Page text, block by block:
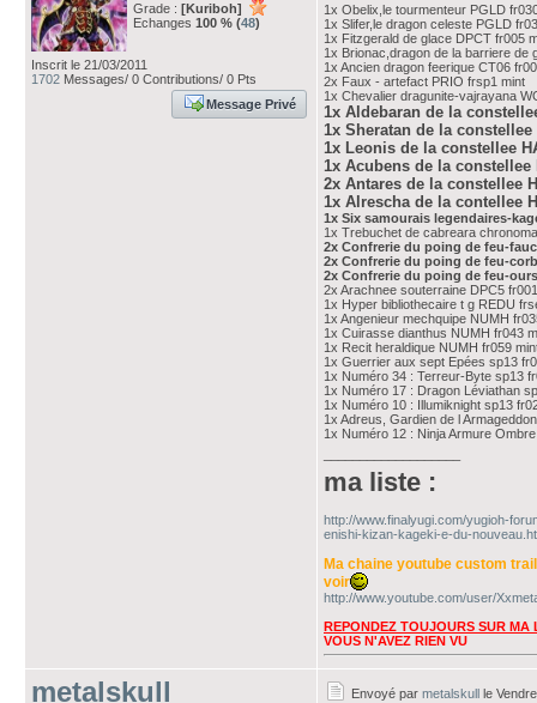
Grade : [Kuriboh]
Echanges 100 % (48)
Inscrit le 21/03/2011
1702 Messages/ 0 Contributions/ 0 Pts
Message Privé
1x Obelix,le tourmenteur PGLD
1x Slifer,le dragon celeste PGLD
1x Fitzgerald de glace DPCT fr005
1x Brionac,dragon de la barriere de
1x Ancien dragon feerique CT06
2x Faux - artefact PRIO frsp1 mint
1x Chevalier dragunite-vajrayana
1x Aldebaran de la
1x Sheratan de la constellee
1x Leonis de la constellee
1x Acubens de la constellee
2x Antares de la constellee
1x Alrescha de la contellee
1x Six samourais legendaires-
1x Trebuchet de cabreara
2x Confrerie du poing de feu-
2x Confrerie du poing de feu-
2x Confrerie du poing de feu-
2x Arachnee souterraine DPC5
1x Hyper bibliothecaire t g REDU
1x Angenieur mechquipe NUMH
1x Cuirasse dianthus NUMH fr043
1x Recit heraldique NUMH fr059
1x Guerrier aux sept Epées sp13
1x Numéro 34 : Terreur-Byte sp13
1x Numéro 17 : Dragon Léviathan
1x Numéro 10 : Illumiknight sp13
1x Adreus, Gardien de l
1x Numéro 12 : Ninja Armure
ma liste :
http://www.finalyugi.com/yugioh-
enishi-kizan-kageki-e-du-
Ma chaine youtube custom
voir
http://www.youtube.com/user/
REPONDEZ TOUJOURS SUR MA
VOUS N'AVEZ RIEN VU
metalskull Envoyé par metalskull le